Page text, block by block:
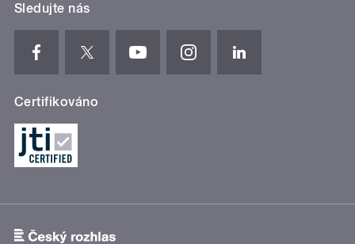
Sledujte nás
Certifikováno